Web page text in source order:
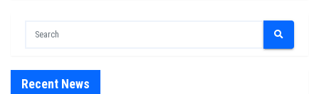
Recent News